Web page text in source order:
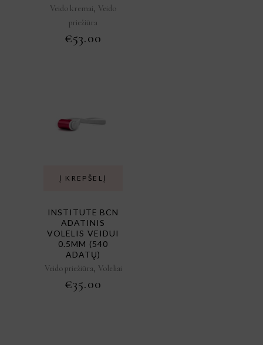
Veido kremai, Veido
priežiūra
€53.00
Į KREPŠELĮ
INSTITUTE BCN
ADATINIS
VOLELIS VEIDUI
0.5MM (540
ADATŲ)
Veido priežiūra, Voleliai
€35.00